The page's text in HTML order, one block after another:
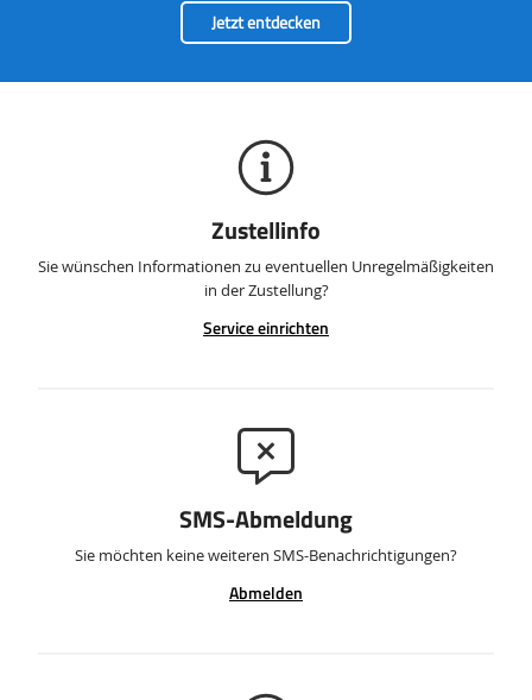
Jetzt entdecken
Zustellinfo
Sie wünschen Informationen zu eventuellen Unregelmäßigkeiten
in der Zustellung?
Service einrichten
SMS-Abmeldung
Sie möchten keine weiteren SMS-Benachrichtigungen?
Abmelden